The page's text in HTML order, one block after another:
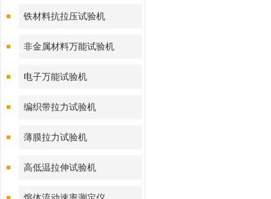
铁材料抗拉压试验机
非金属材料万能试验机
电子万能试验机
编织带拉力试验机
薄膜拉力试验机
高低温拉伸试验机